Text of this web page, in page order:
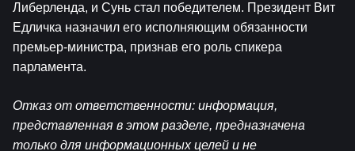
Либерленда, и Сунь стал победителем. Президент Вит
Едличка назначил его исполняющим обязанности
премьер-министра, признав его роль спикера
парламента.
Отказ от ответственности: информация,
представленная в этом разделе, предназначена
только для информационных целей и не